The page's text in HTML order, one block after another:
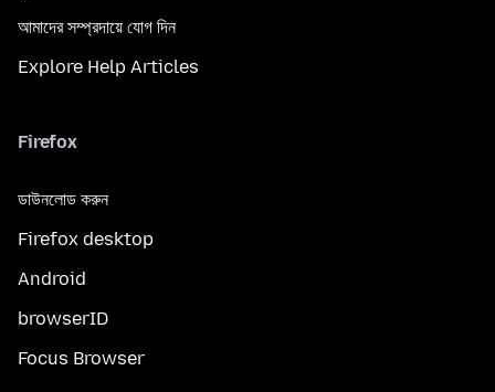
আমাদের সম্প্রদায়ে যোগ দিন
Explore Help Articles
Firefox
ডাউনলোড করুন
Firefox desktop
Android
browserID
Focus Browser